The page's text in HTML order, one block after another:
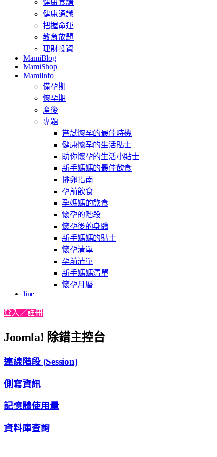
健康食譜
健康通識
把握命運
教育放題
理財投資
MamiBlog
MamiShop
MamiInfo
備孕期
懷孕期
產後
專題
嘗試懷孕的最佳時機
健康懷孕的生活貼士
助你懷孕的生活小貼士
新手媽媽的最佳飲食
排卵指南
孕前飲食
孕媽媽的飲食
懷孕的階段
懷孕後的身體
新手媽媽的貼士
懷孕清單
孕前清單
新手媽媽清單
懷孕月曆
line
登入／註冊
Joomla! 除錯主控台
連線階段 (Session)
側寫資訊
記憶體使用量
資料庫查詢